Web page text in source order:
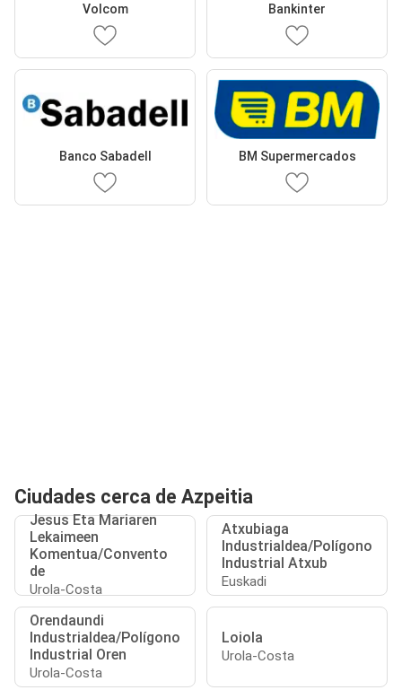
Volcom Bankinter
Banco Sabadell BM Supermercados
Ciudades cerca de Azpeitia
Jesus Eta Mariaren
Lekaimeen
Komentua/Convento
de
Urola-Costa
Atxubiaga
Industrialdea/Polígono
Industrial Atxub
Euskadi
Orendaundi
Industrialdea/Polígono
Industrial Oren
Urola-Costa
Loiola
Urola-Costa